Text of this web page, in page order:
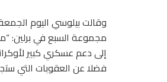
وقالت بيلوسي اليوم
مجموعة السبع في برلين:
إلى دعم عسكري كبير
فضلا عن العقوبات التي